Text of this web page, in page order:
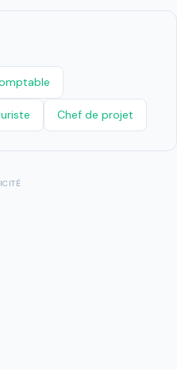
Chef de projet